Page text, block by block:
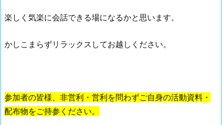
楽しく気楽に会話できる場になるかと思います。
かしこまらずリラックスしてお越しください。
参加者の皆様、非営利・営利を問わずご自身の活動資料・
配布物をご持参ください。